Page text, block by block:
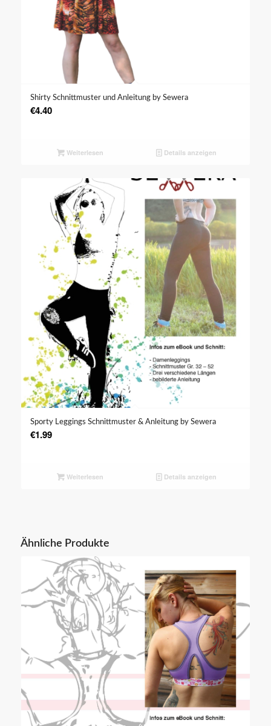
Shirty Schnittmuster und Anleitung by Sewera
€4.40
Weiterlesen Details anzeigen
Sporty Leggings Schnittmuster & Anleitung by Sewera
€1.99
Weiterlesen Details anzeigen
Ähnliche Produkte